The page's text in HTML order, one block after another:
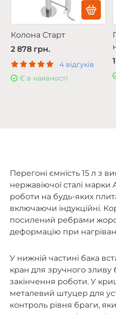
Колона Старт
2 878 грн.
4 відгуків
Є в наявності
Перегоні ємність 15 л з
нержавіючої сталі марки
роботи на будь-яких
включаючи індукційні.
посилений ребрами
деформацію при
У нижній частині бака
кран для зручного зливу
закінчення роботи. У
металевий штуцер для
контроль рівня браги,